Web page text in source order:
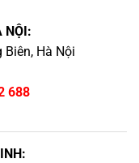
NỘI:
Biên, Hà Nội
688